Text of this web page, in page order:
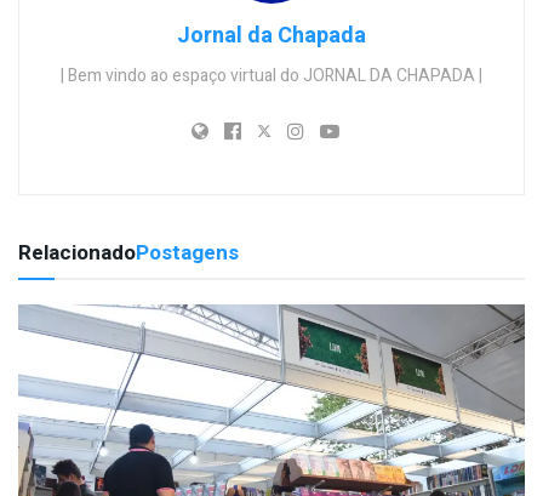
Jornal da Chapada
| Bem vindo ao espaço virtual do JORNAL DA CHAPADA |
RelacionadoPostagens